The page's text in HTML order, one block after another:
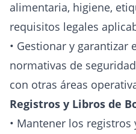
alimentaria, higiene,
requisitos legales
• Gestionar y
normativas de
con otras áreas
Registros y Libros de
• Mantener los